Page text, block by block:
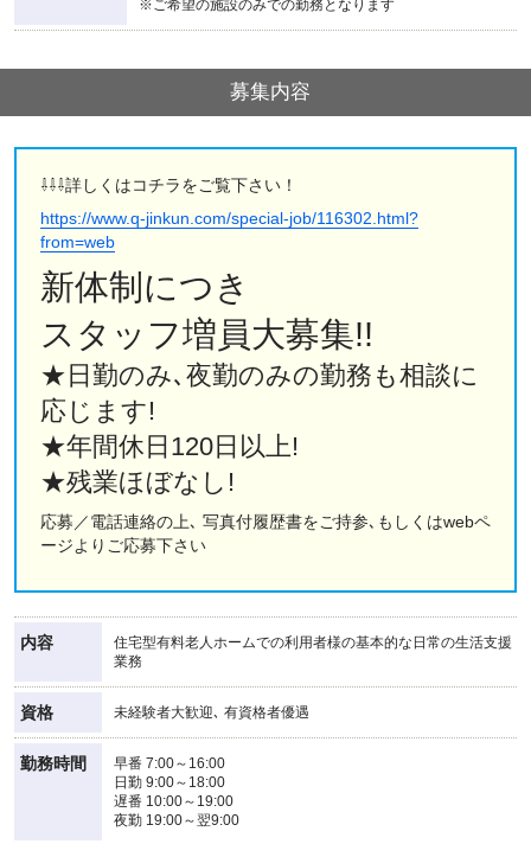
※ご希望の施設のみでの勤務となります
募集内容
⇩⇩⇩詳しくはコチラをご覧下さい！
https://www.q-jinkun.com/special-job/116302.html?
from=web
新体制につき
スタッフ増員大募集!!
★日勤のみ､夜勤のみの勤務も相談に
応じます!
★年間休日120日以上!
★残業ほぼなし!
応募／電話連絡の上､ 写真付履歴書をご持参､もしくはwebペ
ージよりご応募下さい
内容
住宅型有料老人ホームでの利用者様の基本的な日常の生活支援
業務
資格 未経験者大歓迎､ 有資格者優遇
勤務時間
早番 7:00～16:00
日勤 9:00～18:00
遅番 10:00～19:00
夜勤 19:00～翌9:00